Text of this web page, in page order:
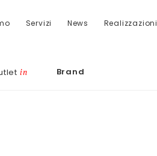
Servizi News Realizzazioni
in Brand